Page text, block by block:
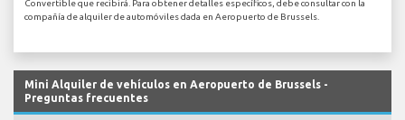
Convertible que recibirá. Para obtener detalles específicos, debe consultar con la
compañía de alquiler de automóviles dada en Aeropuerto de Brussels.
Mini Alquiler de vehículos en Aeropuerto de Brussels -
Preguntas frecuentes